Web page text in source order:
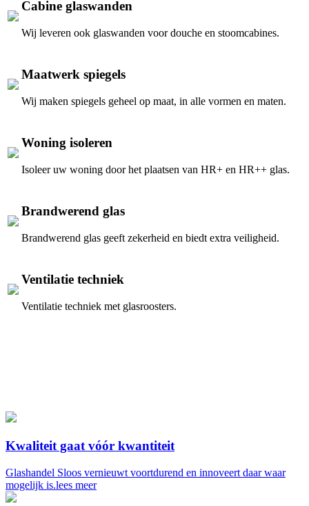
Cabine glaswanden
Wij leveren ook glaswanden voor douche en stoomcabines.
Maatwerk spiegels
Wij maken spiegels geheel op maat, in alle vormen en maten.
Woning isoleren
Isoleer uw woning door het plaatsen van HR+ en HR++ glas.
Brandwerend glas
Brandwerend glas geeft zekerheid en biedt extra veiligheid.
Ventilatie techniek
Ventilatie techniek met glasroosters.
Kwaliteit gaat vóór kwantiteit
Glashandel Sloos vernieuwt voortdurend en innoveert daar waar
mogelijk is.lees meer